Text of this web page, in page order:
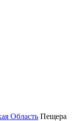
Область Пещера